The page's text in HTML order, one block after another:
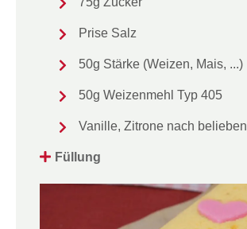
Prise Salz
50g Stärke (Weizen, Mais, ...)
50g Weizenmehl Typ 405
Vanille, Zitrone nach belieben
Füllung